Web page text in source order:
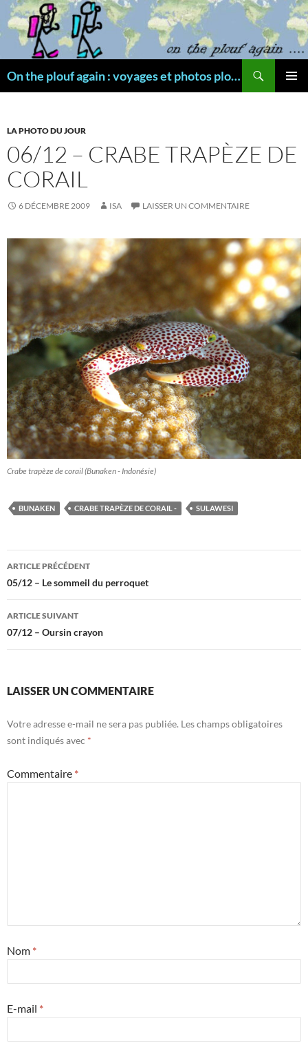
Aller
au
contenu
On the plouf again : voyages et photos plongée
LA PHOTO DU JOUR
06/12 – CRABE TRAPÈZE DE
CORAIL
6 DÉCEMBRE 2009 ISA LAISSER UN COMMENTAIRE
Crabe trapèze de corail (Bunaken - Indonésie)
BUNAKEN CRABE TRAPÈZE DE CORAIL - SULAWESI
Navigation
des
articles
ARTICLE PRÉCÉDENT
05/12 – Le sommeil du perroquet
ARTICLE SUIVANT
07/12 – Oursin crayon
LAISSER UN COMMENTAIRE
Votre adresse e-mail ne sera pas publiée. Les champs obligatoires
sont indiqués avec *
Commentaire *
Nom *
E-mail *